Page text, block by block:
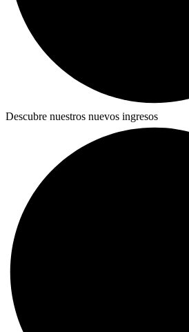
Descubre nuestros nuevos ingresos